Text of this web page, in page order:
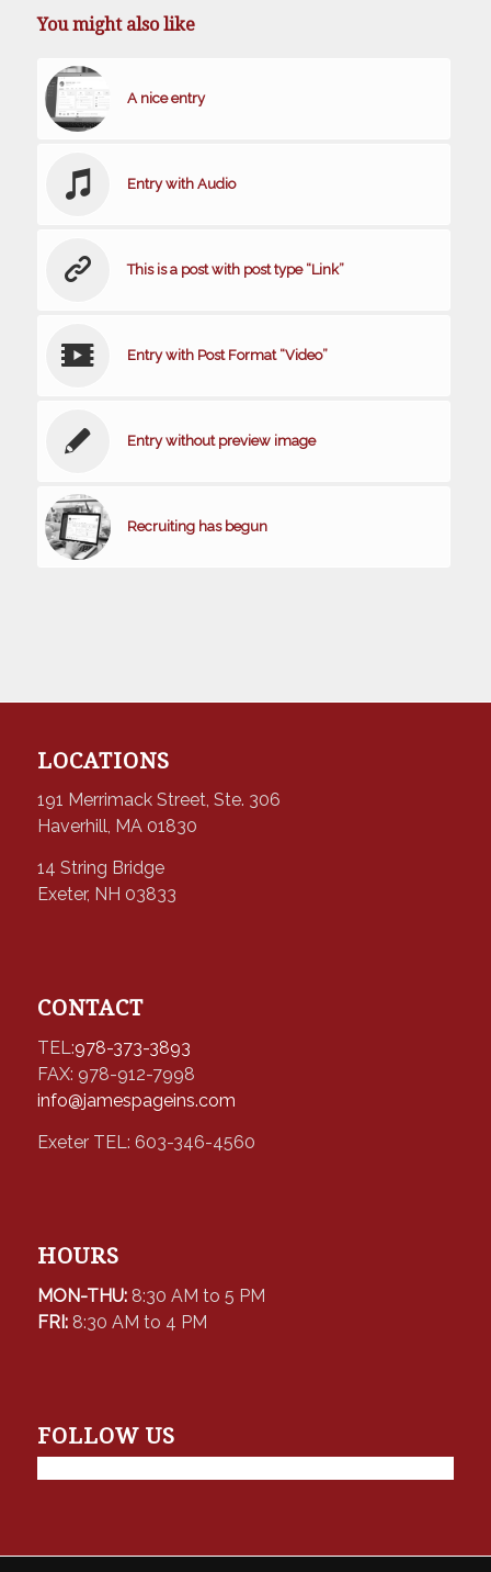
You might also like
A nice entry
Entry with Audio
This is a post with post type “Link”
Entry with Post Format “Video”
Entry without preview image
Recruiting has begun
LOCATIONS
191 Merrimack Street, Ste. 306
Haverhill, MA 01830
14 String Bridge
Exeter, NH 03833
CONTACT
TEL:978-373-3893
FAX: 978-912-7998
info@jamespageins.com
Exeter TEL: 603-346-4560
HOURS
MON-THU: 8:30 AM to 5 PM
FRI: 8:30 AM to 4 PM
FOLLOW US